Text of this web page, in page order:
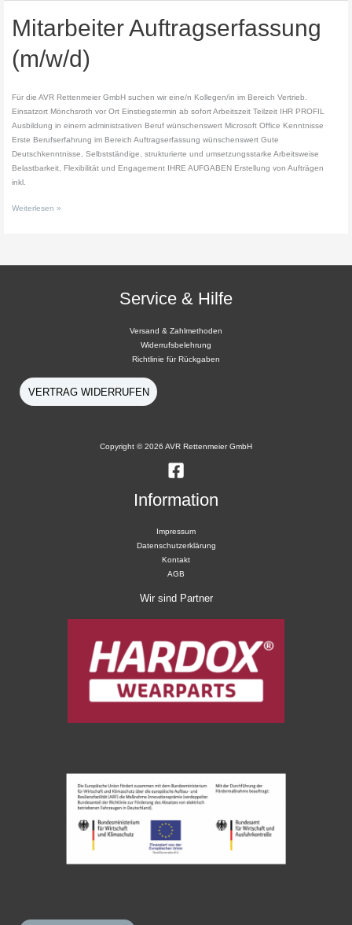
Mitarbeiter Auftragserfassung
(m/w/d)
Für die AVR Rettenmeier GmbH suchen wir eine/n Kollegen/in im Bereich Vertrieb.
Einsatzort Mönchsroth vor Ort Einstiegstermin ab sofort Arbeitszeit Teilzeit IHR PROFIL
Ausbildung in einem administrativen Beruf wünschenswert Microsoft Office Kenntnisse
Erste Berufserfahrung im Bereich Auftragserfassung wünschenswert Gute
Deutschkenntnisse, Selbstständige, strukturierte und umsetzungsstarke Arbeitsweise
Belastbarkeit, Flexibilität und Engagement IHRE AUFGABEN Erstellung von Aufträgen
inkl.
Mitarbeiter
Auftragserfassung
Weiterlesen »
Service & Hilfe
Versand & Zahlmethoden
Widerrufsbelehrung
Richtlinie für Rückgaben
VERTRAG WIDERRUFEN
Copyright © 2026 AVR Rettenmeier GmbH
Information
Impressum
Datenschutzerklärung
Kontakt
AGB
Wir sind Partner